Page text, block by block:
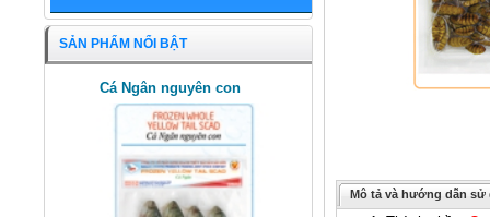
Mô tả và hướng dẫn sử
SẢN PHẨM NỔI BẬT
Cá Ngân nguyên con